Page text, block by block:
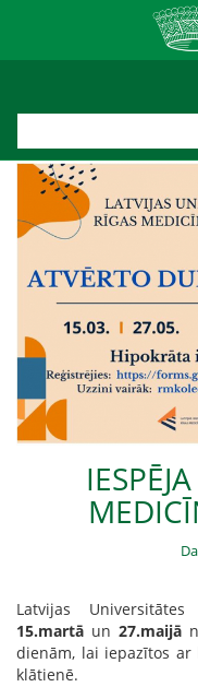
Latvijas
15.martā un 27.maijā
dienām, lai iepazītos ar
klātienē.